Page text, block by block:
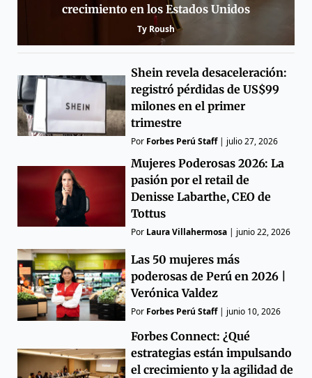
crecimiento en los Estados Unidos
Ty Roush
Shein revela desaceleración:
registró pérdidas de US$99
milones en el primer
trimestre
Por Forbes Perú Staff| julio 27, 2026
Mujeres Poderosas 2026: La
pasión por el retail de
Denisse Labarthe, CEO de
Tottus
Por Laura Villahermosa | junio 22, 2026
Las 50 mujeres más
poderosas de Perú en 2026 |
Verónica Valdez
Por Forbes Perú Staff| junio 10, 2026
Forbes Connect: ¿Qué
estrategias están impulsando
el crecimiento y la agilidad de